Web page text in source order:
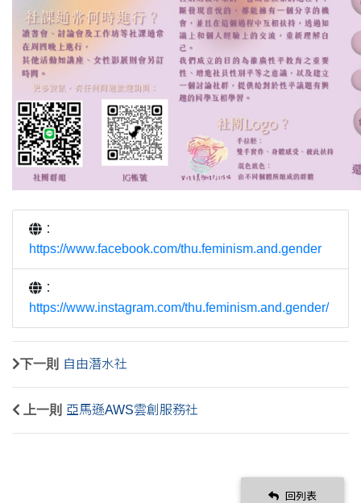
：
https://www.facebook.com/thu.feminism.and.gender
：
https://www.instagram.com/thu.feminism.and.gender/
下一則 自由潛水社
上一則 亞馬遜AWS雲創服務社
回列表